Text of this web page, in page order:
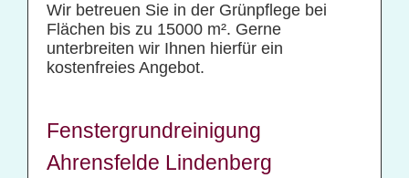
Grünflächenpflege
Winterdienst
Wir betreuen Sie in der Grünpflege bei
Flächen bis zu 15000 m². Gerne
unterbreiten wir Ihnen hierfür ein
kostenfreies Angebot.
Fenstergrundreinigung
Ahrensfelde Lindenberg